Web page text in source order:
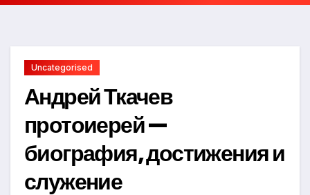
Uncategorised
Андрей Ткачев
протоиерей —
биография, достижения и
служение